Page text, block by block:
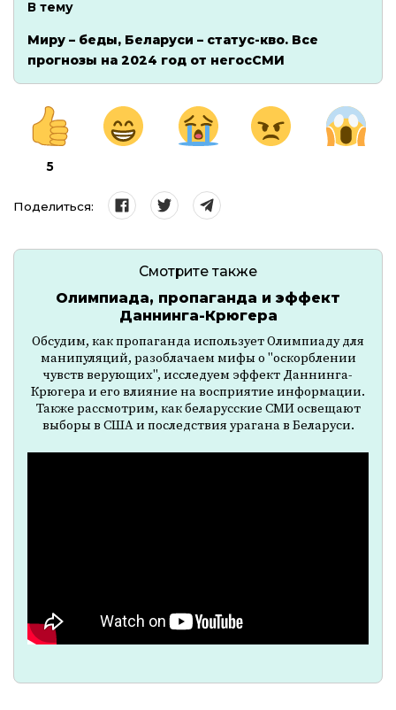
В тему
Миру – беды, Беларуси – статус-кво. Все
прогнозы на 2024 год от негосСМИ
5
Поделиться:
Смотрите также
Олимпиада, пропаганда и эффект
Даннинга-Крюгера
Обсудим, как пропаганда использует Олимпиаду для
манипуляций, разоблачаем мифы о "оскорблении
чувств верующих", исследуем эффект Даннинга-
Крюгера и его влияние на восприятие информации.
Также рассмотрим, как беларусские СМИ освещают
выборы в США и последствия урагана в Беларуси.